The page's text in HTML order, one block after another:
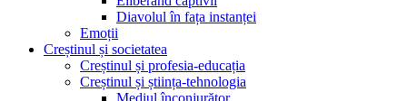
Diavolul în fața instanței
Emoții
Creștinul și societatea
Creștinul și profesia-educația
Creștinul și știința-tehnologia
Mediul înconjurător